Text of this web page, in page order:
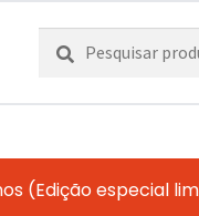
Pesquisar
por:
Pesquisa
(Edição especial